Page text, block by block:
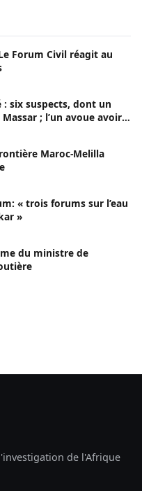
Forum Civil réagit au
: six suspects, dont un
; l’un avoue avoir
Maroc-Melilla
« trois forums sur l’eau
»
du ministre de
de l'Afrique